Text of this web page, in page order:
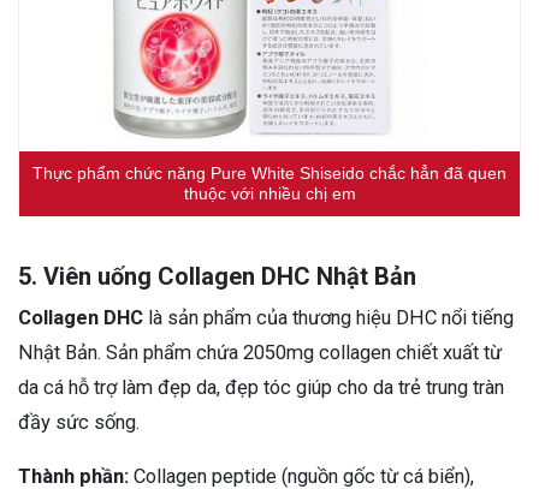
Thực phẩm chức năng Pure White Shiseido chắc hẳn đã quen
thuộc với nhiều chị em
5. Viên uống Collagen DHC Nhật Bản
Collagen DHC là sản phẩm của thương hiệu DHC nổi tiếng
Nhật Bản. Sản phẩm chứa 2050mg collagen chiết xuất từ
da cá hỗ trợ làm đẹp da, đẹp tóc giúp cho da trẻ trung tràn
đầy sức sống.
Thành phần: Collagen peptide (nguồn gốc từ cá biển),